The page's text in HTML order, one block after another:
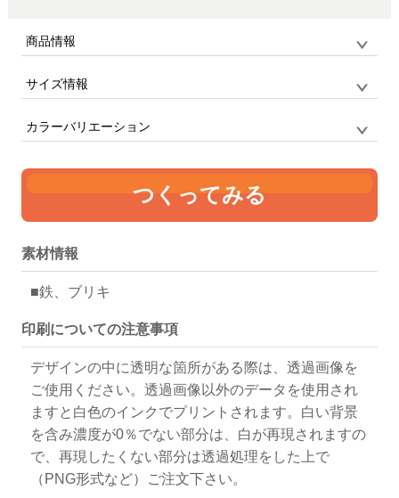
商品情報
品番
サイズ情報
ブリキ缶ケース
単位:mm
84
カラーバリエーション
つくってみる
素材情報
■鉄、ブリキ
印刷についての注意事項
デザインの中に透明な箇所がある際は、透過画像を
ご使用ください。透過画像以外のデータを使用され
ますと白色のインクでプリントされます。白い背景
を含み濃度が0％でない部分は、白が再現されますの
で、再現したくない部分は透過処理をした上で
（PNG形式など）ご注文下さい。